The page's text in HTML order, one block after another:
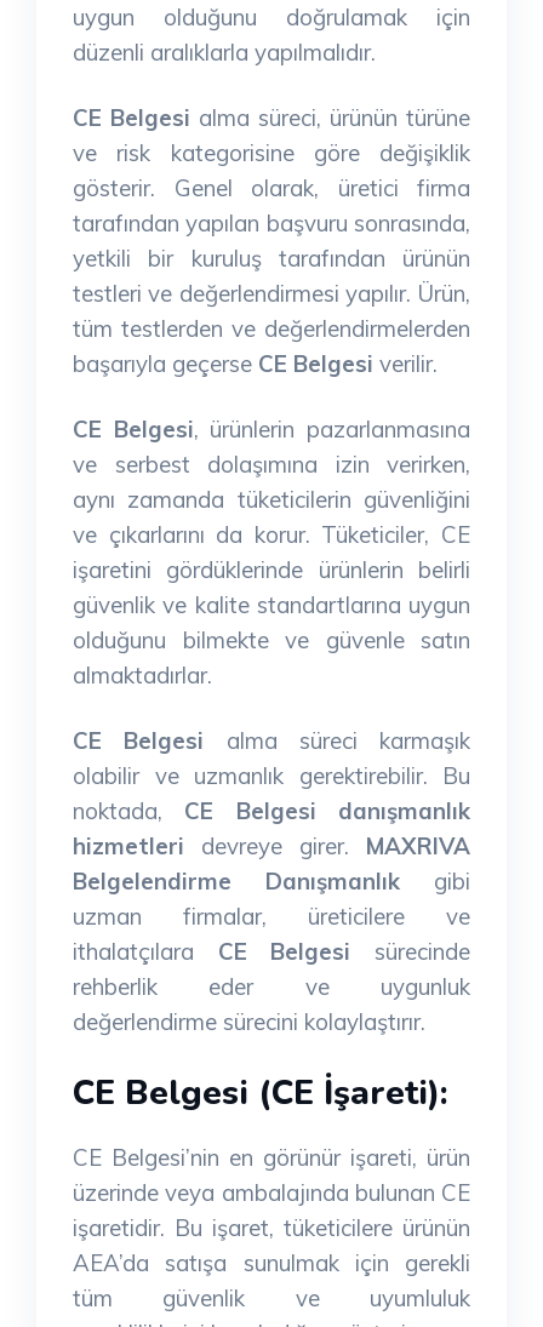
uygun olduğunu doğrulamak için
düzenli aralıklarla yapılmalıdır.
CE Belgesi alma süreci, ürünün türüne
ve risk kategorisine göre değişiklik
gösterir. Genel olarak, üretici firma
tarafından yapılan başvuru sonrasında,
yetkili bir kuruluş tarafından ürünün
testleri ve değerlendirmesi yapılır. Ürün,
tüm testlerden ve değerlendirmelerden
başarıyla geçerse CE Belgesi verilir.
CE Belgesi, ürünlerin pazarlanmasına
ve serbest dolaşımına izin verirken,
aynı zamanda tüketicilerin güvenliğini
ve çıkarlarını da korur. Tüketiciler, CE
işaretini gördüklerinde ürünlerin belirli
güvenlik ve kalite standartlarına uygun
olduğunu bilmekte ve güvenle satın
almaktadırlar.
CE Belgesi alma süreci karmaşık
olabilir ve uzmanlık gerektirebilir. Bu
noktada, CE Belgesi danışmanlık
hizmetleri devreye girer. MAXRIVA
Belgelendirme Danışmanlık gibi
uzman firmalar, üreticilere ve
ithalatçılara CE Belgesi sürecinde
rehberlik eder ve uygunluk
değerlendirme sürecini kolaylaştırır.
CE Belgesi (CE İşareti):
CE Belgesi’nin en görünür işareti, ürün
üzerinde veya ambalajında bulunan CE
işaretidir. Bu işaret, tüketicilere ürünün
AEA’da satışa sunulmak için gerekli
tüm güvenlik ve uyumluluk